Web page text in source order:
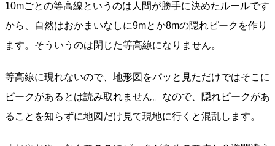
10mごとの等高線というのは人間が勝手に決めたルールです
から、自然はおかまいなしに9mとか8mの隠れピークを作り
ます。そういうのは閉じた等高線になりません。
等高線に現れないので、地形図をパッと見ただけではそこに
ピークがあるとは読み取れません。なので、隠れピークがあ
ることを知らずに地図だけ見て現地に行くと混乱します。